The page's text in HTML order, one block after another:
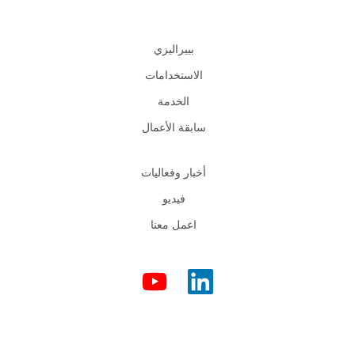
بييراليزي
الاستخدامات
الخدمة
سابقة الأعمال
أخبار وفعاليات
فيديو
اعمل معنا